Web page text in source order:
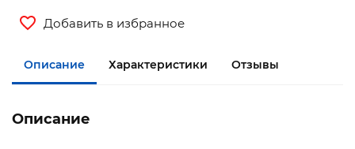
Добавить в избранное
Описание Характеристики Отзывы
Описание